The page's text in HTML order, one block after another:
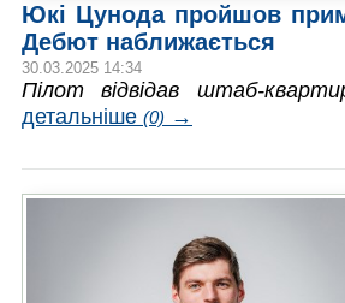
Юкі Цунода пройшов
Дебют наближається
30.03.2025 14:34
Пілот відвідав штаб-
детальніше (0) →